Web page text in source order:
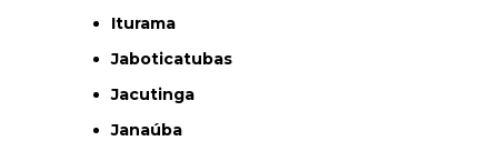
Iturama
Jaboticatubas
Jacutinga
Janaúba